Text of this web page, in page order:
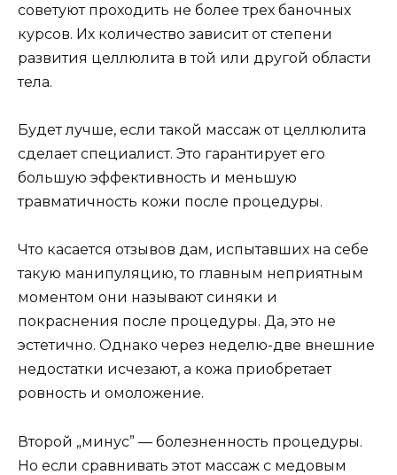
советуют проходить не более трех баночных
курсов. Их количество зависит от степени
развития целлюлита в той или другой области
тела.
Будет лучше, если такой массаж от целлюлита
сделает специалист. Это гарантирует его
большую эффективность и меньшую
травматичность кожи после процедуры.
Что касается отзывов дам, испытавших на себе
такую манипуляцию, то главным неприятным
моментом они называют синяки и
покраснения после процедуры. Да, это не
эстетично. Однако через неделю-две внешние
недостатки исчезают, а кожа приобретает
ровность и омоложение.
Второй „минус” — болезненность процедуры.
Но если сравнивать этот массаж с медовым